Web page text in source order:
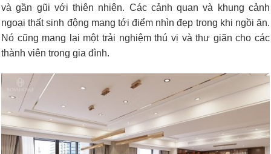
và gần gũi với thiên nhiên. Các cảnh quan và khung cảnh
ngoại thất sinh động mang tới điểm nhìn đẹp trong khi ngồi ăn.
Nó cũng mang lại một trải nghiệm thú vị và thư giãn cho các
thành viên trong gia đình.